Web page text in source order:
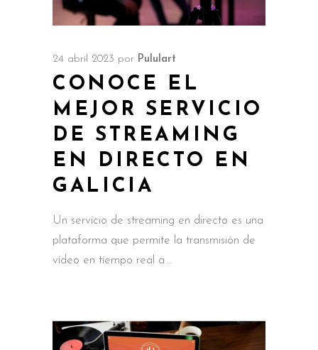
24 abril 2023 por Pululart
CONOCE EL
MEJOR SERVICIO
DE STREAMING
EN DIRECTO EN
GALICIA
Un servicio de streaming en directo es una
plataforma que permite la transmisión de
vídeo en tiempo real a